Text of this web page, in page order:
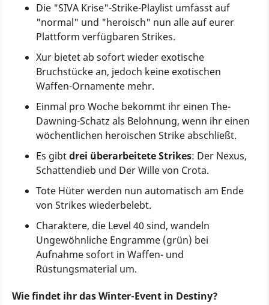
Die "SIVA Krise"-Strike-Playlist umfasst auf
"normal" und "heroisch" nun alle auf eurer
Plattform verfügbaren Strikes.
Xur bietet ab sofort wieder exotische
Bruchstücke an, jedoch keine exotischen
Waffen-Ornamente mehr.
Einmal pro Woche bekommt ihr einen The-
Dawning-Schatz als Belohnung, wenn ihr einen
wöchentlichen heroischen Strike abschließt.
Es gibtdrei überarbeitete Strikes: Der Nexus,
Schattendieb und Der Wille von Crota.
Tote Hüter werden nun automatisch am Ende
von Strikes wiederbelebt.
Charaktere, die Level 40 sind, wandeln
Ungewöhnliche Engramme (grün) bei
Aufnahme sofort in Waffen- und
Rüstungsmaterial um.
Wie findet ihr das Winter-Event in Destiny?